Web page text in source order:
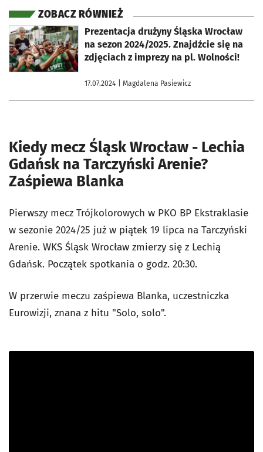
ZOBACZ RÓWNIEŻ
Prezentacja drużyny Śląska Wrocław
na sezon 2024/2025. Znajdźcie się na
zdjęciach z imprezy na pl. Wolności!
17.07.2024 | Magdalena Pasiewicz
otworzy się w nowej karcie
Kiedy mecz Śląsk Wrocław - Lechia
Gdańsk na Tarczyński Arenie?
Zaśpiewa Blanka
Pierwszy mecz Trójkolorowych w PKO BP Ekstraklasie
w sezonie 2024/25 już w piątek 19 lipca na Tarczyński
Arenie. WKS Śląsk Wrocław zmierzy się z Lechią
Gdańsk. Początek spotkania o godz. 20:30.
W przerwie meczu zaśpiewa Blanka, uczestniczka
Eurowizji, znana z hitu "Solo, solo".